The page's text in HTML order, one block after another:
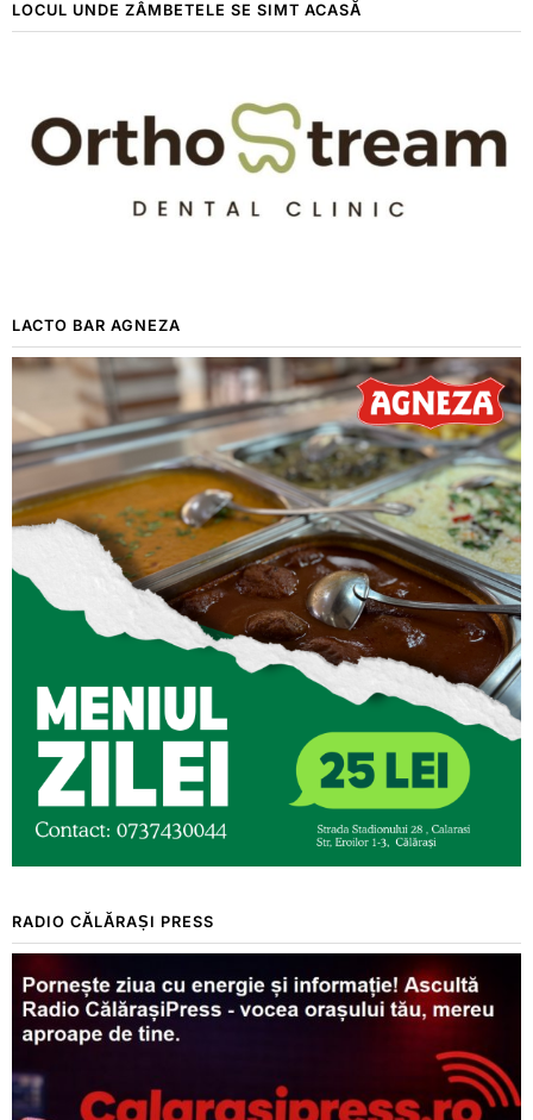
LOCUL UNDE ZÂMBETELE SE SIMT ACASĂ
LACTO BAR AGNEZA
RADIO CĂLĂRAȘI PRESS